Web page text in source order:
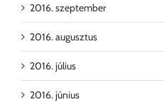
2016. szeptember
2016. augusztus
2016. július
2016. június